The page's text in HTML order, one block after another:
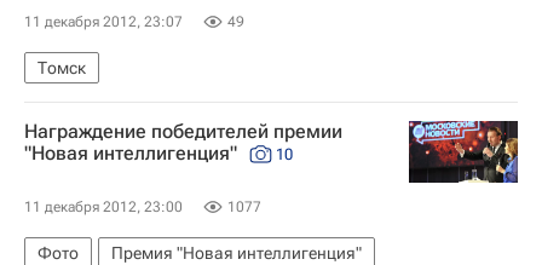
11 декабря 2012, 23:07 49
Томск
Награждение победителей премии
"Новая интеллигенция"
10
11 декабря 2012, 23:00 1077
Фото Премия "Новая интеллигенция"